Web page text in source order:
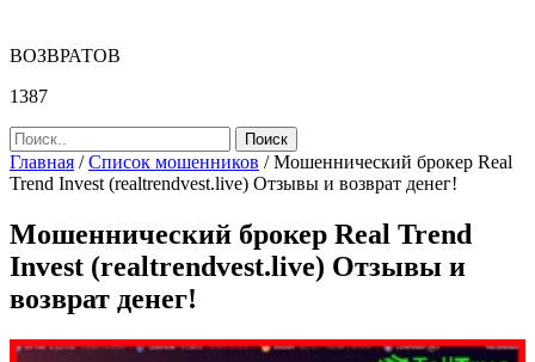
ВОЗВРАТОВ
1387
Главная /Список мошенников /Мошеннический брокер Real
Trend Invest (realtrendvest.live) Отзывы и возврат денег!
Мошеннический брокер Real Trend
Invest (realtrendvest.live) Отзывы и
возврат денег!